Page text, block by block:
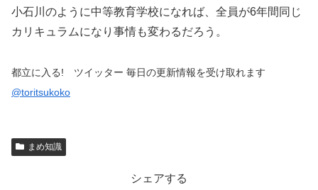
小石川のように中等教育学校になれば、全員が6年間同じ
カリキュラムになり事情も変わるだろう。
都立に入る! ツイッター 毎日の更新情報を受け取れます
@toritsukoko
まめ知識
シェアする